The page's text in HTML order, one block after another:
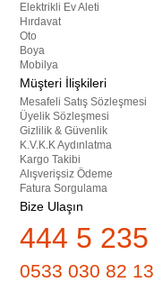
Elektrikli Ev Aleti
Hırdavat
Oto
Boya
Mobilya
Müşteri İlişkileri
Mesafeli Satış Sözleşmesi
Üyelik Sözleşmesi
Gizlilik & Güvenlik
K.V.K.K Aydınlatma
Kargo Takibi
Alışverişsiz Ödeme
Fatura Sorgulama
Bize Ulaşın
444 5 235
0533 030 82 13